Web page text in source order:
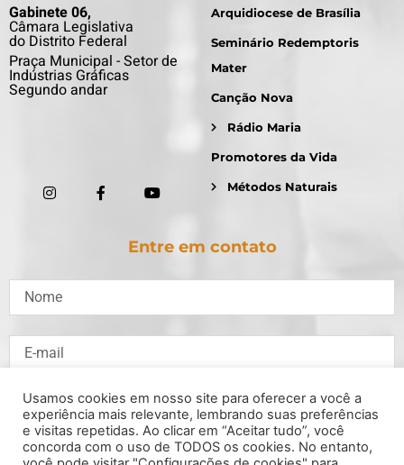
Gabinete 06,
Câmara Legislativa
do Distrito Federal
Praça Municipal - Setor de
Indústrias Gráficas
Segundo andar
Arquidiocese de Brasília
Seminário Redemptoris
Mater
Canção Nova
Rádio Maria
Promotores da Vida
Métodos Naturais
Entre em contato
Usamos cookies em nosso site para oferecer a você a
experiência mais relevante, lembrando suas preferências
e visitas repetidas. Ao clicar em “Aceitar tudo”, você
concorda com o uso de TODOS os cookies. No entanto,